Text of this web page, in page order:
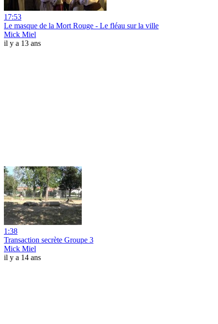
17:53
Le masque de la Mort Rouge - Le fléau sur la ville
Mick Miel
il y a 13 ans
1:38
Transaction secrète Groupe 3
Mick Miel
il y a 14 ans